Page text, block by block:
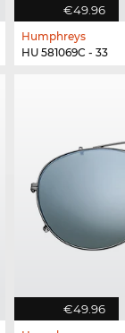
€49.96
Humphreys
HU 581069C - 33
€49.96